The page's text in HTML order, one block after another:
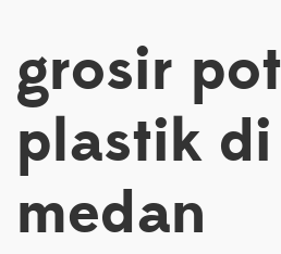
grosir pot
plastik di
medan